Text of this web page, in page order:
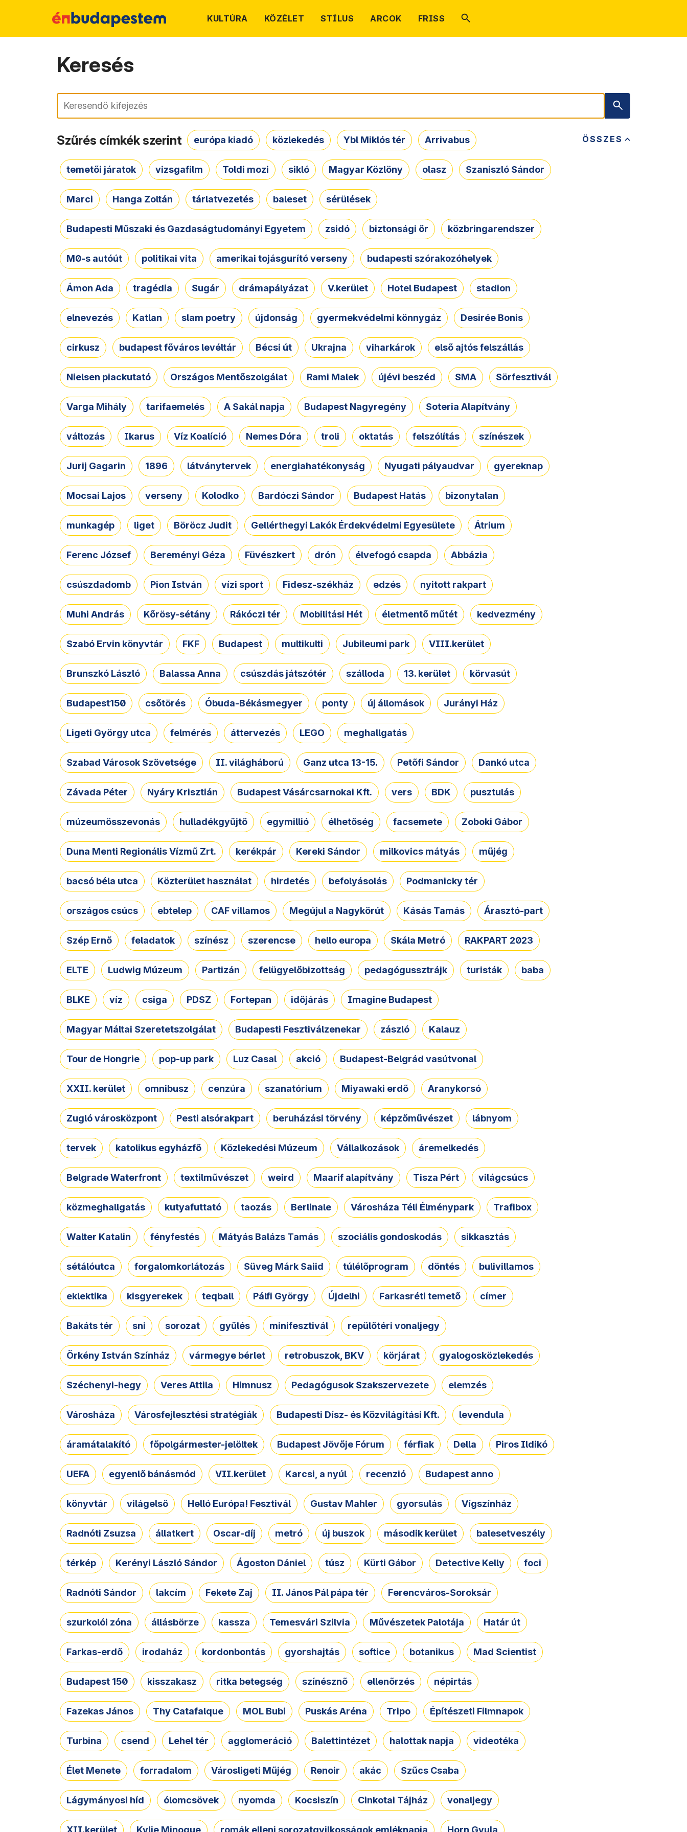
KULTÚRA KÖZÉLET STÍLUS ARCOK FRISS
Keresés
Keresés
ÖSSZES
Szűrés címkék szerint európa kiadó közlekedés Ybl Miklós tér Arrivabus
temetői járatok vizsgafilm Toldi mozi sikló Magyar Közlöny olasz Szaniszló Sándor
Marci Hanga Zoltán tárlatvezetés baleset sérülések
Budapesti Műszaki és Gazdaságtudományi Egyetem zsidó biztonsági őr közbringarendszer
M0-s autóút politikai vita amerikai tojásgurító verseny budapesti szórakozóhelyek
Ámon Ada tragédia Sugár drámapályázat V.kerület Hotel Budapest stadion
elnevezés Katlan slam poetry újdonság gyermekvédelmi könnygáz Desirée Bonis
cirkusz budapest főváros levéltár Bécsi út Ukrajna viharkárok első ajtós felszállás
Nielsen piackutató Országos Mentőszolgálat Rami Malek újévi beszéd SMA Sörfesztivál
Varga Mihály tarifaemelés A Sakál napja Budapest Nagyregény Soteria Alapítvány
változás Ikarus Víz Koalíció Nemes Dóra troli oktatás felszólítás színészek
Jurij Gagarin 1896 látványtervek energiahatékonyság Nyugati pályaudvar gyereknap
Mocsai Lajos verseny Kolodko Bardóczi Sándor Budapest Hatás bizonytalan
munkagép liget Böröcz Judit Gellérthegyi Lakók Érdekvédelmi Egyesülete Átrium
Ferenc József Bereményi Géza Füvészkert drón élvefogó csapda Abbázia
csúszdadomb Pion István vízi sport Fidesz-székház edzés nyitott rakpart
Muhi András Kőrösy-sétány Rákóczi tér Mobilitási Hét életmentő műtét kedvezmény
Szabó Ervin könyvtár FKF Budapest multikulti Jubileumi park VIII.kerület
Brunszkó László Balassa Anna csúszdás játszótér szálloda 13. kerület körvasút
Budapest150 csőtörés Óbuda-Békásmegyer ponty új állomások Jurányi Ház
Ligeti György utca felmérés áttervezés LEGO meghallgatás
Szabad Városok Szövetsége II. világháború Ganz utca 13-15. Petőfi Sándor Dankó utca
Závada Péter Nyáry Krisztián Budapest Vásárcsarnokai Kft. vers BDK pusztulás
múzeumösszevonás hulladékgyűjtő egymillió élhetőség facsemete Zoboki Gábor
Duna Menti Regionális Vízmű Zrt. kerékpár Kereki Sándor milkovics mátyás műjég
bacsó béla utca Közterület használat hirdetés befolyásolás Podmanicky tér
országos csúcs ebtelep CAF villamos Megújul a Nagykörút Kásás Tamás Árasztó-part
Szép Ernő feladatok színész szerencse hello europa Skála Metró RAKPART 2023
ELTE Ludwig Múzeum Partizán felügyelőbizottság pedagógussztrájk turisták baba
BLKE víz csiga PDSZ Fortepan időjárás Imagine Budapest
Magyar Máltai Szeretetszolgálat Budapesti Fesztiválzenekar zászló Kalauz
Tour de Hongrie pop-up park Luz Casal akció Budapest-Belgrád vasútvonal
XXII. kerület omnibusz cenzúra szanatórium Miyawaki erdő Aranykorsó
Zugló városközpont Pesti alsórakpart beruházási törvény képzőművészet lábnyom
tervek katolikus egyházfő Közlekedési Múzeum Vállalkozások áremelkedés
Belgrade Waterfront textilművészet weird Maarif alapítvány Tisza Pért világcsúcs
közmeghallgatás kutyafuttató taozás Berlinale Városháza Téli Élménypark Trafibox
Walter Katalin fényfestés Mátyás Balázs Tamás szociális gondoskodás sikkasztás
sétálóutca forgalomkorlátozás Süveg Márk Saiid túlélőprogram döntés bulivillamos
eklektika kisgyerekek teqball Pálfi György Újdelhi Farkasréti temető címer
Bakáts tér sni sorozat gyűlés minifesztivál repülőtéri vonaljegy
Örkény István Színház vármegye bérlet retrobuszok, BKV körjárat gyalogosközlekedés
Széchenyi-hegy Veres Attila Himnusz Pedagógusok Szakszervezete elemzés
Városháza Városfejlesztési stratégiák Budapesti Dísz- és Közvilágítási Kft. levendula
áramátalakító főpolgármester-jelöltek Budapest Jövője Fórum férfiak Della Piros Ildikó
UEFA egyenlő bánásmód VII.kerület Karcsi, a nyúl recenzió Budapest anno
könyvtár világelső Helló Európa! Fesztivál Gustav Mahler gyorsulás Vígszínház
Radnóti Zsuzsa állatkert Oscar-díj metró új buszok második kerület balesetveszély
térkép Kerényi László Sándor Ágoston Dániel túsz Kürti Gábor Detective Kelly foci
Radnóti Sándor lakcím Fekete Zaj II. János Pál pápa tér Ferencváros-Soroksár
szurkolói zóna állásbörze kassza Temesvári Szilvia Művészetek Palotája Határ út
Farkas-erdő irodaház kordonbontás gyorshajtás softice botanikus Mad Scientist
Budapest 150 kisszakasz ritka betegség színésznő ellenőrzés népirtás
Fazekas János Thy Catafalque MOL Bubi Puskás Aréna Tripo Építészeti Filmnapok
Turbina csend Lehel tér agglomeráció Balettintézet halottak napja videotéka
Élet Menete forradalom Városligeti Műjég Renoir akác Szűcs Csaba
Lágymányosi híd ólomcsövek nyomda Kocsiszín Cinkotai Tájház vonaljegy
XII.kerület Kylie Minogue romák elleni sorozatgyilkosságok emléknapja Horn Gyula